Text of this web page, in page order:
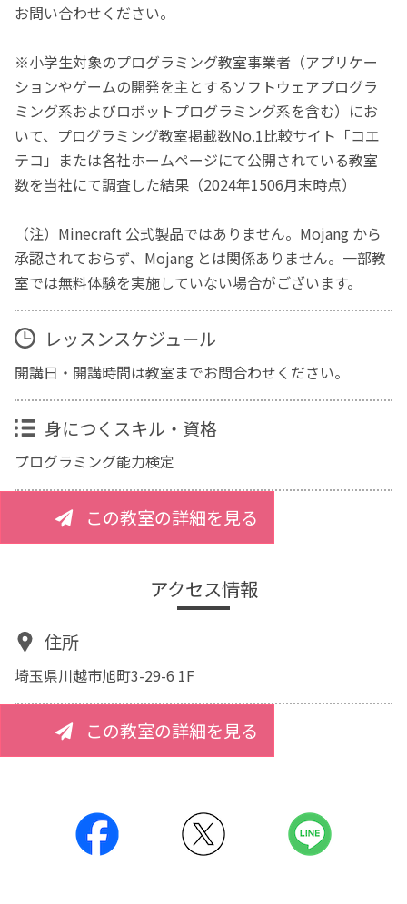
お問い合わせください。
※小学生対象のプログラミング教室事業者（アプリケー
ションやゲームの開発を主とするソフトウェアプログラ
ミング系およびロボットプログラミング系を含む）にお
いて、プログラミング教室掲載数No.1比較サイト「コエ
テコ」または各社ホームページにて公開されている教室
数を当社にて調査した結果（2024年1506月末時点）
（注）Minecraft 公式製品ではありません。Mojang から
承認されておらず、Mojang とは関係ありません。一部教
室では無料体験を実施していない場合がございます。
レッスンスケジュール
開講日・開講時間は教室までお問合わせください。
身につくスキル・資格
プログラミング能力検定
この教室の詳細を見る
アクセス情報
住所
埼玉県川越市旭町3-29-6 1F
この教室の詳細を見る